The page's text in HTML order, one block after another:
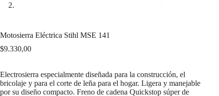
Motosierra Eléctrica Stihl MSE 141
$9.330,00
Electrosierra especialmente diseñada para la construcción, el
bricolaje y para el corte de leña para el hogar. Ligera y manejable
por su diseño compacto. Freno de cadena Quickstop súper de